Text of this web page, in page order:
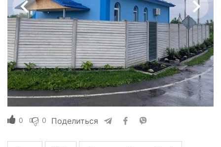
0 0 Поделиться